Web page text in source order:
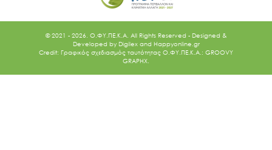
© 2021 - 2026. O.ΦΥ.ΠΕ.Κ.Α. All Rights Reserved - Designed &
Developed by Digilex and Happyonline.gr
Credit: Γραφικός σχεδιασμός ταυτότητας Ο.ΦΥ.ΠΕ.Κ.Α.: GROOVY
GRAPHX.